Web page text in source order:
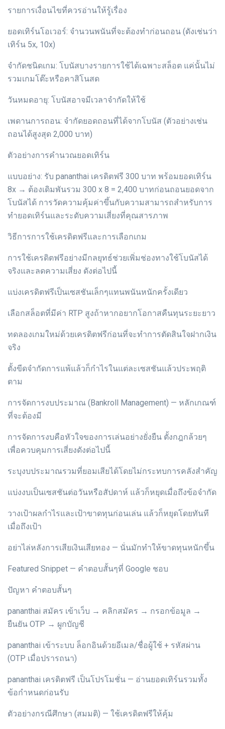
รายการเงื่อนไขที่ควรอ่านให้รู้เรื่อง
ยอดเทิร์นโอเวอร์: จำนวนพนันที่จะต้องทำก่อนถอน (ดังเช่นว่า
เทิร์น 5x, 10x)
จำกัดชนิดเกม: โบนัสบางรายการใช้ได้เฉพาะสล็อต แค่นั้นไม่
รวมเกมโต๊ะหรือคาสิโนสด
วันหมดอายุ: โบนัสอาจมีเวลาจำกัดให้ใช้
เพดานการถอน: จำกัดยอดถอนที่ได้จากโบนัส (ตัวอย่างเช่น
ถอนได้สูงสุด 2,000 บาท)
ตัวอย่างการคำนวณยอดเทิร์น
แบบอย่าง: รับ pananthai เครดิตฟรี 300 บาท พร้อมยอดเทิร์น
8x → ต้องเดิมพันรวม 300 x 8 = 2,400 บาทก่อนถอนยอดจาก
โบนัสได้ การวัดความคุ้มค่าขึ้นกับความสามารถสำหรับการ
ทำยอดเทิร์นและระดับความเสี่ยงที่คุณสารภาพ
วิธีการการใช้เครดิตฟรีและการเลือกเกม
การใช้เครดิตฟรีอย่างมีกลยุทธ์ช่วยเพิ่มช่องทางใช้โบนัสได้
จริงและลดความเสี่ยง ดังต่อไปนี้
แบ่งเครดิตฟรีเป็นเซสชันเล็กๆแทนพนันหนักครั้งเดียว
เลือกสล็อตที่มีค่า RTP สูงถ้าหากอยากโอกาสคืนทุนระยะยาว
ทดลองเกมใหม่ด้วยเครดิตฟรีก่อนที่จะทำการตัดสินใจฝากเงิน
จริง
ตั้งขีดจำกัดการแพ้แล้วก็กำไรในแต่ละเซสชันแล้วประพฤติ
ตาม
การจัดการงบประมาณ (Bankroll Management) — หลักเกณฑ์
ที่จะต้องมี
การจัดการงบคือหัวใจของการเล่นอย่างยั่งยืน ตั้งกฎกล้วยๆ
เพื่อควบคุมการเสี่ยงดังต่อไปนี้
ระบุงบประมาณรวมที่ยอมเสียได้โดยไม่กระทบการคลังสำคัญ
แบ่งงบเป็นเซสชันต่อวันหรือสัปดาห์ แล้วก็หยุดเมื่อถึงข้อจำกัด
วางเป้าผลกำไรและเป้าขาดทุนก่อนเล่น แล้วก็หยุดโดยทันที
เมื่อถึงเป้า
อย่าไล่หลังการเสียเงินเสียทอง — นั่นมักทำให้ขาดทุนหนักขึ้น
Featured Snippet — คำตอบสั้นๆที่ Google ชอบ
ปัญหา คำตอบสั้นๆ
pananthai สมัคร เข้าเว็บ → คลิกสมัคร → กรอกข้อมูล →
ยืนยัน OTP → ผูกบัญชี
pananthai เข้าระบบ ล็อกอินด้วยอีเมล/ชื่อผู้ใช้ + รหัสผ่าน
(OTP เมื่อปรารถนา)
pananthai เครดิตฟรี เป็นโปรโมชั่น — อ่านยอดเทิร์นรวมทั้ง
ข้อกำหนดก่อนรับ
ตัวอย่างกรณีศึกษา (สมมติ) — ใช้เครดิตฟรีให้คุ้ม